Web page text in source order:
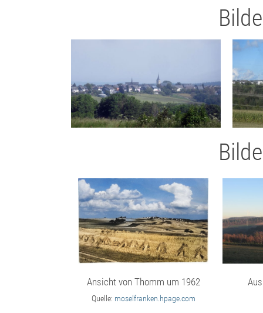
Ansicht von Thomm um 1962
Quelle: moselfranken.hpage.com